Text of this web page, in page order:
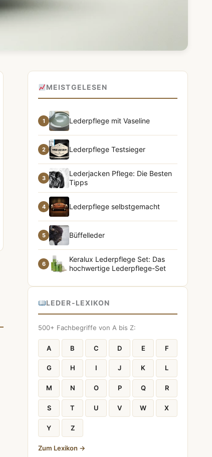
MEISTGELESEN
1 Lederpflege mit Vaseline
2 Lederpflege Testsieger
3
Lederjacken Pflege: Die Besten
Tipps
4 Lederpflege selbstgemacht
5 Büffelleder
6
Keralux Lederpflege Set: Das
hochwertige Lederpflege-Set
LEDER-LEXIKON
500+ Fachbegriffe von A bis Z:
A B C D E F
G H I J K L
M N O P Q R
S T U V W X
Y Z
Zum Lexikon →